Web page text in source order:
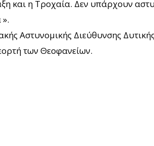
και η Τροχαία. Δεν υπάρχουν
Αστυνομικής Διεύθυνσης
των Θεοφανείων.